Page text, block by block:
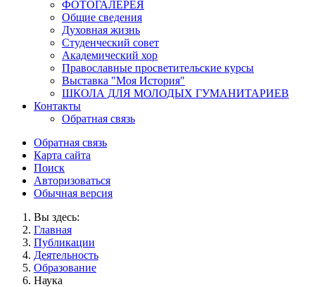
ФОТОГАЛЕРЕЯ
Общие сведения
Духовная жизнь
Студенческий совет
Академический хор
Православные просветительские курсы
Выставка "Моя История"
ШКОЛА ДЛЯ МОЛОДЫХ ГУМАНИТАРИЕВ
Контакты
Обратная связь
Обратная связь
Карта сайта
Поиск
Авторизоваться
Обычная версия
Вы здесь:
Главная
Публикации
Деятельность
Образование
Наука